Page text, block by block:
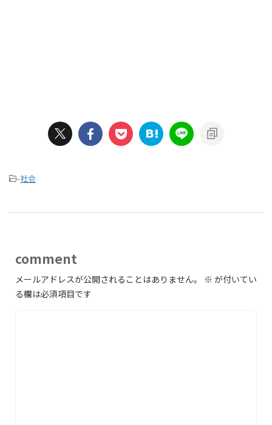
-社会
comment
メールアドレスが公開されることはありません。 ※ が付いてい
る欄は必須項目です